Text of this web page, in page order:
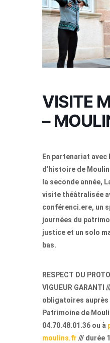
VISITE
–
En partenariat avec
d’histoire de
la seconde année,
visite théâtralisée
conférenci.ere, un
journées du
justice et un solo
bas.
RESPECT DU
VIGUEUR GARANTI
obligatoires auprès
Patrimoine de
04.70.48.01.36 ou à
moulins.fr /// durée